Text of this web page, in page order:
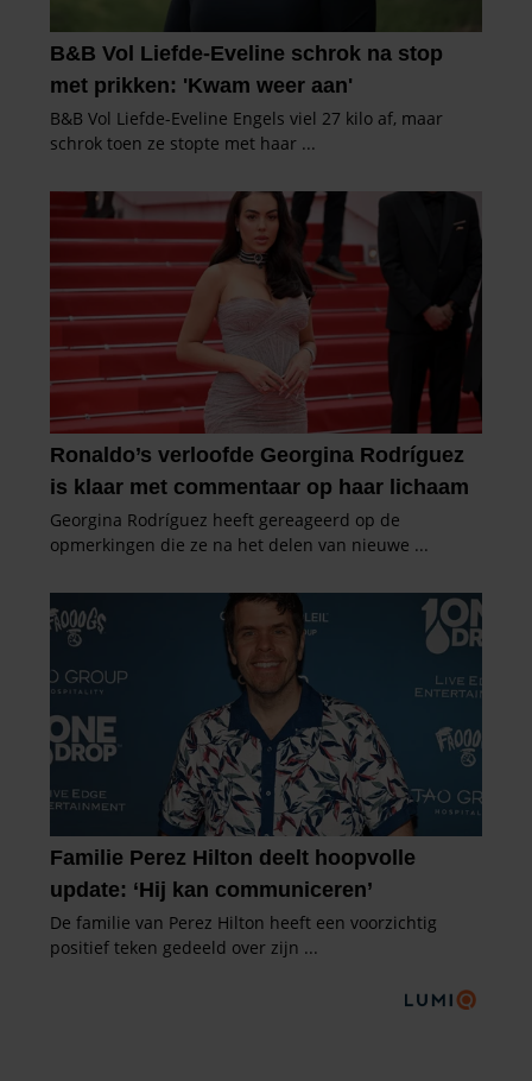
verzameld op basis van uw gebruik van hun services. U
gaat akkoord met onze cookies als u onze website blijft
gebruiken.